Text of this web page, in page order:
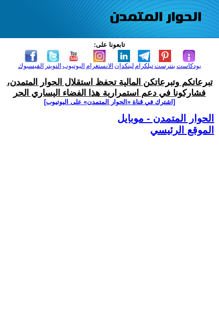
تابعونا على:
الفيسبوك التويتر اليوتيوب الانستغرام لينكدإن تيلكرامبنترست بودكاست
تبرعاتكم وتبرعاتكن المالية تحفظ استقلال الحوار المتمدن،
فشاركونا في دعم استمرارية هذا الفضاء اليساري الحر
[اشترك في قناة ‫«الحوار المتمدن» على اليوتيوب]
الحوار المتمدن - موبايل
الموقع الرئيسي